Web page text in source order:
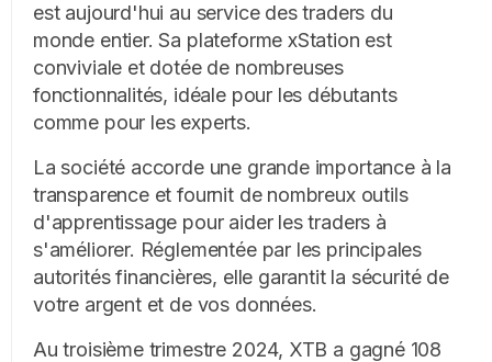
est aujourd'hui au service des traders du
monde entier. Sa plateforme xStation est
conviviale et dotée de nombreuses
fonctionnalités, idéale pour les débutants
comme pour les experts.
La société accorde une grande importance à la
transparence et fournit de nombreux outils
d'apprentissage pour aider les traders à
s'améliorer. Réglementée par les principales
autorités financières, elle garantit la sécurité de
votre argent et de vos données.
Au troisième trimestre 2024, XTB a gagné 108